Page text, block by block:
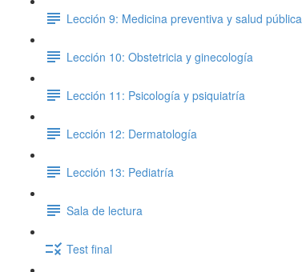
Lección 9: Medicina preventiva y salud pública
Lección 10: Obstetricia y ginecología
Lección 11: Psicología y psiquiatría
Lección 12: Dermatología
Lección 13: Pediatría
Sala de lectura
Test final